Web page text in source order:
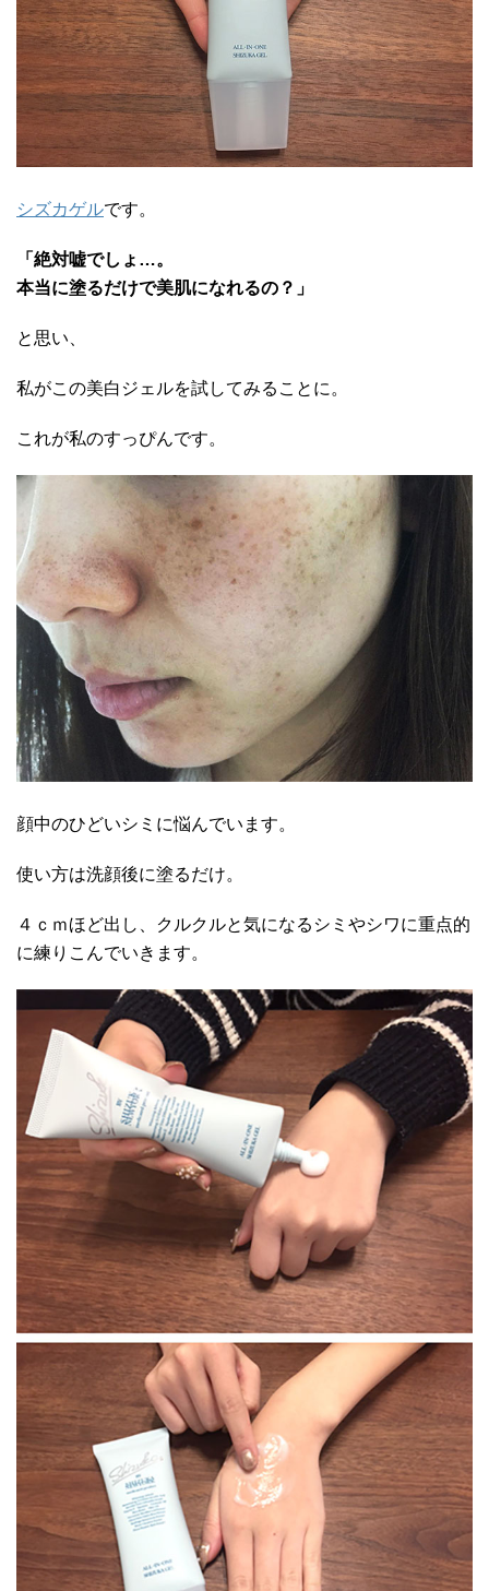
シズカゲルです。
「絶対嘘でしょ…。
本当に塗るだけで美肌になれるの？」
と思い、
私がこの美白ジェルを試してみることに。
これが私のすっぴんです。
顔中のひどいシミに悩んでいます。
使い方は洗顔後に塗るだけ。
４ｃｍほど出し、クルクルと気になるシミやシワに重点的
に練りこんでいきます。